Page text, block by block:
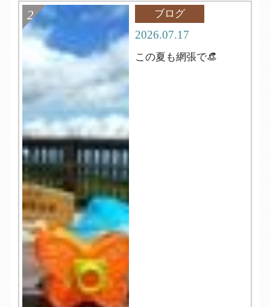
ブログ
2026.07.17
この夏も網張で👒